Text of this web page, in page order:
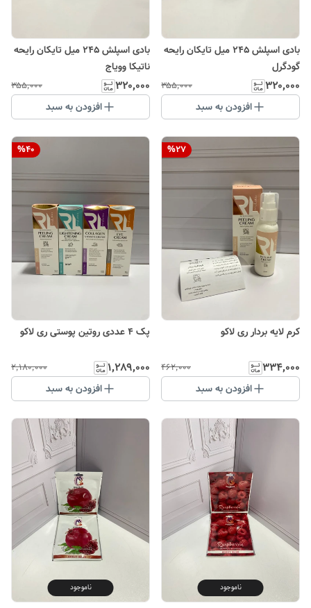
بادی اسپلش ۲۴۵ میل تایکان رایحه
گودگرل
۳۲۰٬۰۰۰ ۳۵۵٬۰۰۰
افزودن به سبد
بادی اسپلش ۲۴۵ میل تایکان رایحه
ناتیکا وویاج
۳۲۰٬۰۰۰ ۳۵۵٬۰۰۰
افزودن به سبد
%27
کرم لایه بردار ری لاکو
۳۳۴٬۰۰۰ ۴۶۲٬۰۰۰
افزودن به سبد
%40
پک ۴ عددی روتین پوستی ری لاکو
۱٬۲۸۹٬۰۰۰ ۲٬۱۸۰٬۰۰۰
افزودن به سبد
ناموجود ناموجود